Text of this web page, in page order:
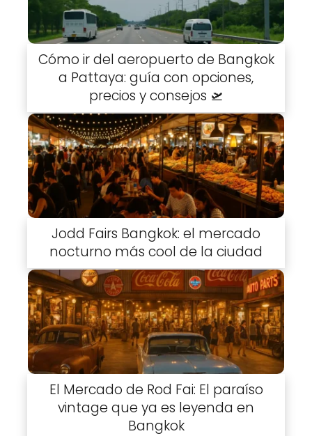
Cómo ir del aeropuerto de Bangkok
a Pattaya: guía con opciones,
precios y consejos 🛫
Jodd Fairs Bangkok: el mercado
nocturno más cool de la ciudad
El Mercado de Rod Fai: El paraíso
vintage que ya es leyenda en
Bangkok